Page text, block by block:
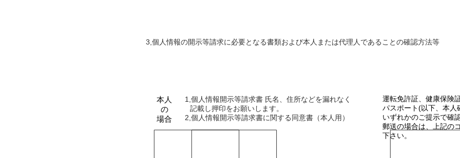
3,個人情報の開示等請求に必要となる書類および本人または代理人であることの確認方法等
本人
の
場合
1,個人情報開示等請求書 氏名、住所などを漏れなく
記載し押印をお願いします。
2,個人情報開示等請求書に関する同意書（本人用）
運転免許証、健康保険
パスポート(以下、本人
いずれかのご提示で確
郵送の場合は、上記の
下さい。